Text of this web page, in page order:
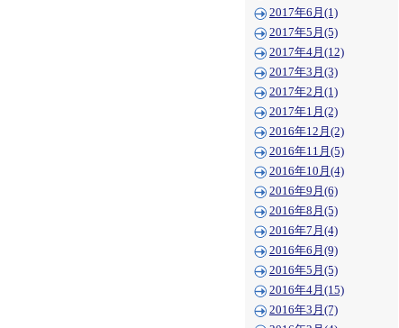
2017年6月(1)
2017年5月(5)
2017年4月(12)
2017年3月(3)
2017年2月(1)
2017年1月(2)
2016年12月(2)
2016年11月(5)
2016年10月(4)
2016年9月(6)
2016年8月(5)
2016年7月(4)
2016年6月(9)
2016年5月(5)
2016年4月(15)
2016年3月(7)